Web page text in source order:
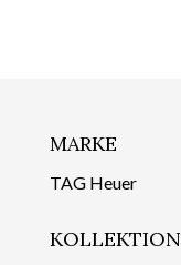
MARKE
TAG Heuer
KOLLEKTION